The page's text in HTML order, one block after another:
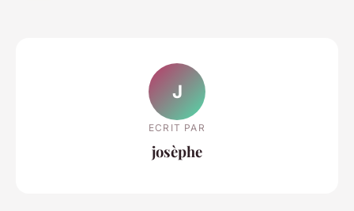
J
ECRIT PAR
josèphe